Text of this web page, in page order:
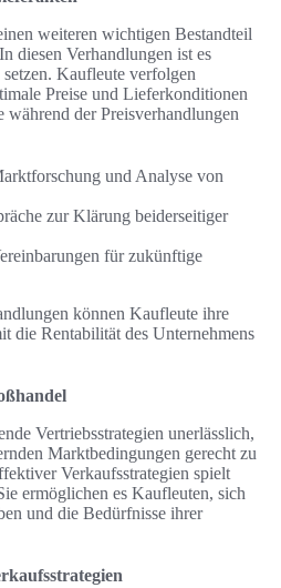
weiteren wichtigen Bestandteil
diesen Verhandlungen ist es
Kaufleute verfolgen
Preise und Lieferkonditionen
der Preisverhandlungen
und Analyse von
zur Klärung beiderseitiger
für zukünftige
können Kaufleute ihre
die Rentabilität des Unternehmens
Vertriebsstrategien unerlässlich,
Marktbedingungen gerecht zu
Verkaufsstrategien spielt
ermöglichen es Kaufleuten, sich
und die Bedürfnisse ihrer